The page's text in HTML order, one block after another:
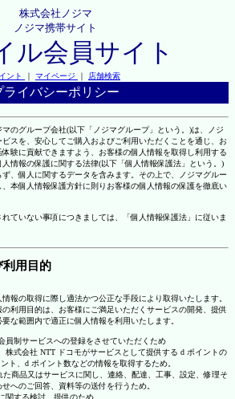
株式会社ノジマ
ノジマ携帯サイト
ル会員サイト
ント ｜ マイページ ｜ 店舗検索
ライバシーポリシー
のグループ会社(以下「ノジマグループ」という。)は、ノジ
スを、安心してご購入およびご利用いただくことを通じ、お
験に貢献できますよう、お客様の個人情報を取得し利用する
情報の保護に関する法律(以下「個人情報保護法」という。)
、個人に関するデータを含みます。その上で、ノジマグルー
本個人情報保護方針に則りお客様の個人情報の保護を徹底い
ていない事項につきましては、「個人情報保護法」に従いま
利用目的
報の取得に際し適法かつ公正な手段により取得いたします。
利用目的は、お客様にご満足いただくサービスの開発、提供
な範囲内で適正に個人情報を利用いたします。
員制サービスへの登録をさせていただくため
株式会社 NTT ドコモがサービスとして提供する d ポイントの
ト、d ポイント数などの情報を取得するため。
商品又はサービスに関し、連絡、配達、工事、設定、修理そ
へのご回答、資料等の送付を行うため。
関する検討、提供のため。